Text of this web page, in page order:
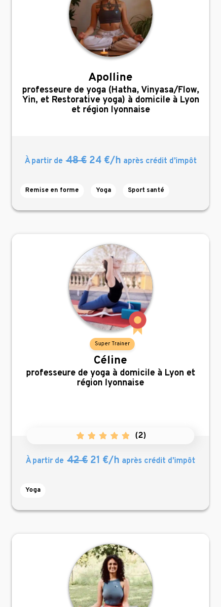
Apolline
,
professeure de yoga (Hatha, Vinyasa/Flow,
Yin, et Restorative yoga) à domicile à Lyon
et région lyonnaise
À partir de 48 €24 €/h après crédit d’impôt
Remise en forme Yoga Sport santé
Super Trainer
Céline
,
professeure de yoga à domicile à Lyon et
région lyonnaise
(2)
À partir de 42 € 21 €/h après crédit d’impôt
Yoga